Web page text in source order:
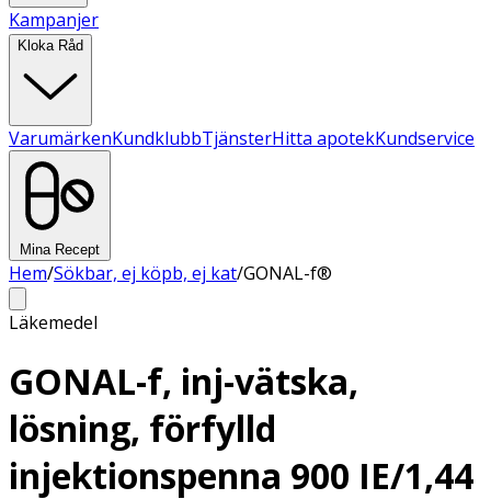
Kampanjer
Kloka Råd
VarumärkenKundklubbTjänsterHitta apotekKundservice
Mina Recept
Hem/Sökbar, ej köpb, ej kat/GONAL-f®
Läkemedel
GONAL-f, inj-vätska,
lösning, förfylld
injektionspenna 900 IE/1,44